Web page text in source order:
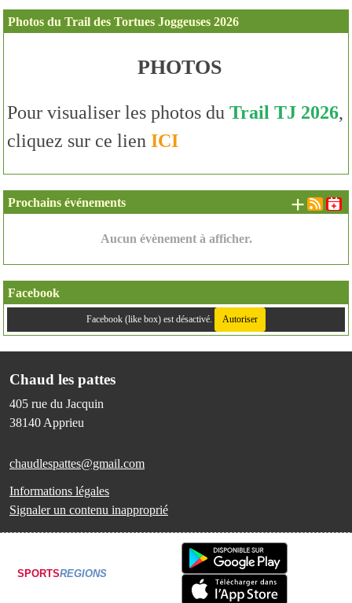
Photos du Trail des Tortues Joggeuses 2026
PHOTOS
Pour visualiser les photos du Trail TJ 2026,
cliquez sur ce lien ICI
Prochains événements
Aucun évènement à afficher.
+
Facebook
Facebook (like box) est désactivé. Autoriser
Chaud les pattes
405 rue du Jacquin
38140 Apprieu
chaudlespattes@gmail.com
Informations légales
Signaler un contenu inapproprié
SPORTSREGIONS